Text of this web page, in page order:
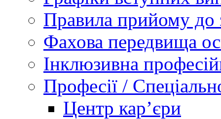
Правила прийому до
Фахова передвища
Інклюзивна
Професії /
Центр кар’єри